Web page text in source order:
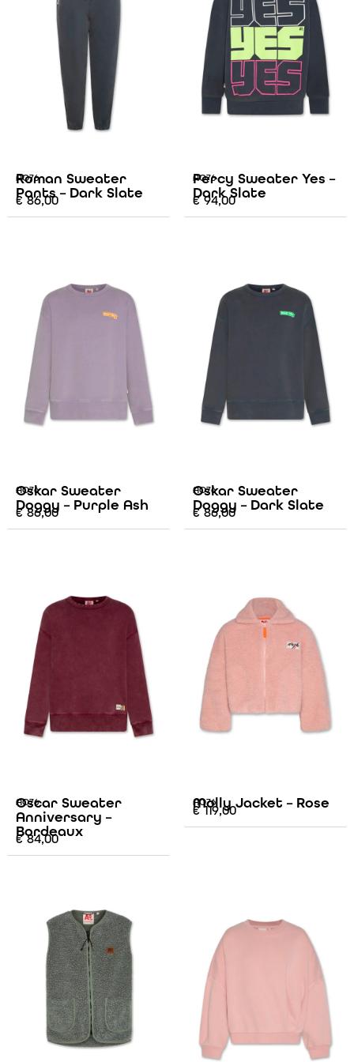
AO76
Roman Sweater
Pants – Dark Slate
€86,00
AO76
Percy Sweater Yes –
Dark Slate
€94,00
AO76
Oskar Sweater
Doggy – Purple Ash
€86,00
AO76
Oskar Sweater
Doggy – Dark Slate
€86,00
AO76
Oscar Sweater
Anniversary –
Bordeaux
€84,00
AO76
Molly Jacket – Rose
€119,00